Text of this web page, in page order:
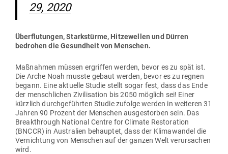
29, 2020
Über­flu­tungen, Stark­stürme, Hit­ze­wellen und Dürren
bedrohen die Gesundheit von Menschen.
Maß­nahmen müssen ergriffen werden, bevor es zu spät ist.
Die Arche Noah musste gebaut werden, bevor es zu regnen
begann. Eine aktuelle Studie stellt sogar fest, dass das Ende
der mensch­lichen Zivi­li­sation bis 2050 möglich sei! Einer
kürzlich durch­ge­führten Studie zufolge werden in wei­teren 31
Jahren 90 Prozent der Men­schen aus­ge­storben sein. Das
Breakth­rough National Centre for Climate Res­to­ration
(BNCCR) in Aus­tralien behauptet, dass der Kli­ma­wandel die
Ver­nichtung von Men­schen auf der ganzen Welt ver­ur­sachen
wird.